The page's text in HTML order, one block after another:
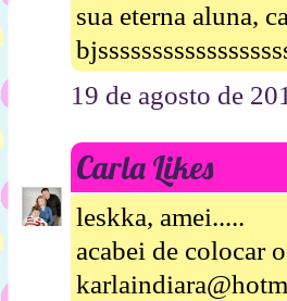
sua eterna aluna,
19 de agosto de
Carla Likes
leskka, amei.....
acabei de colocar